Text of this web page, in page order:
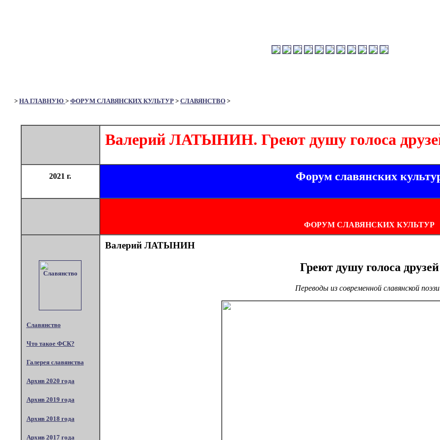
> НА ГЛАВНУЮ > ФОРУМ СЛАВЯНСКИХ КУЛЬТУР > СЛАВЯНСТВО >
Валерий ЛАТЫНИН. Греют душу голоса
2021 г. Форум славянских
ФОРУМ СЛАВЯНСКИХ КУЛЬТУР
Славянство
Что такое ФСК?
Галерея славянства
Архив 2020 года
Архив 2019 года
Архив 2018 года
Архив 2017 года
Валерий ЛАТЫНИН
Греют душу голоса друзей
Переводы из современной славянской